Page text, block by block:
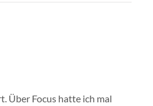
Über Focus hatte ich mal